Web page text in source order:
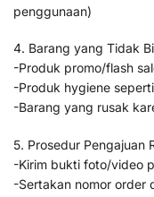
penggunaan)
4. Barang yang Tidak
-Produk promo/flash
-Produk hygiene
-Barang yang rusak
5. Prosedur Pengajuan
-Kirim bukti foto/video
-Sertakan nomor order